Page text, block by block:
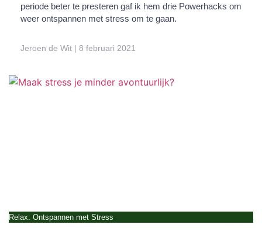
periode beter te presteren gaf ik hem drie Powerhacks om
weer ontspannen met stress om te gaan.
Jeroen de Wit 8 februari 2021
Relax: Ontspannen met Stress